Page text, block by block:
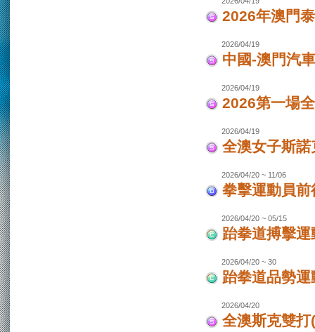
2026年澳門
2026/04/19
中國-澳門汽
2026/04/19
2026第一場
2026/04/19
全澳女子斯諾
2026/04/20 ~ 11/06
拳擊運動員
2026/04/20 ~ 05/15
跆拳道搏擊
2026/04/20 ~ 30
跆拳道品勢
2026/04/20
全澳斯克雙